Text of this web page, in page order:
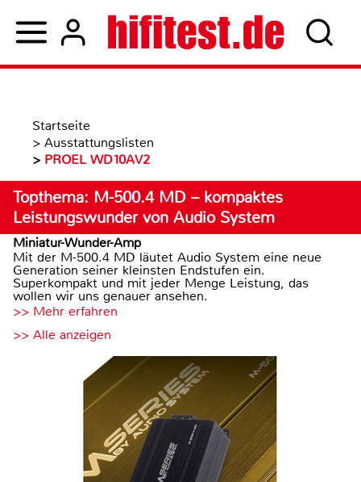
Startseite
> Ausstattungslisten
> PROEL WD10AV2
Topthema: M-500.4 MD – kompaktes
Leistungswunder von Audio System
Miniatur-Wunder-Amp
Mit der M-500.4 MD läutet Audio System eine neue
Generation seiner kleinsten Endstufen ein.
Superkompakt und mit jeder Menge Leistung, das
wollen wir uns genauer ansehen.
>> Mehr erfahren
>> Alle anzeigen